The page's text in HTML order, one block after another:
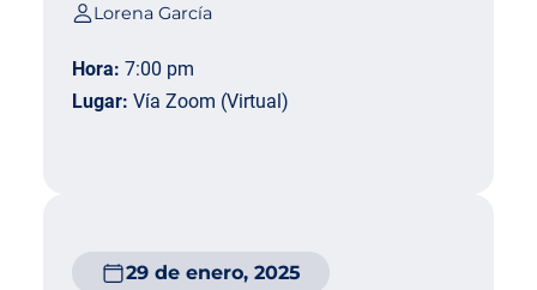
Lorena García
Hora: 7:00 pm
Lugar: Vía Zoom (Virtual)
29 de enero, 2025